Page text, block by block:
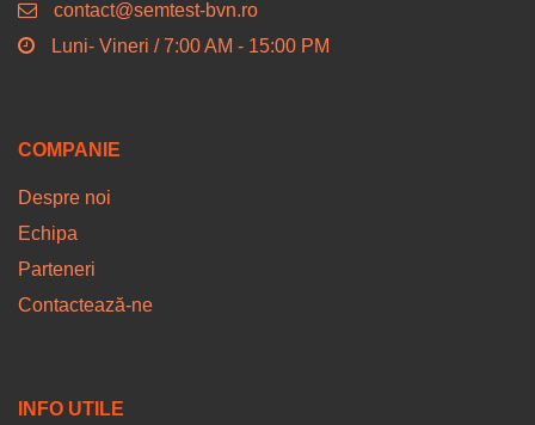
contact@semtest-bvn.ro
Luni- Vineri / 7:00 AM - 15:00 PM
COMPANIE
Despre noi
Echipa
Parteneri
Contactează-ne
INFO UTILE